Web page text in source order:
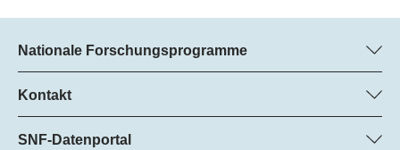
Nationale Forschungsprogramme
Hier finden Sie Informationen zu allen Nationalen
Forschungsprogrammen (NFP):
Alle NFP
Kontakt
Regine Maritz, SNF
Beatrice Schibler, SNF
SNF-Datenportal